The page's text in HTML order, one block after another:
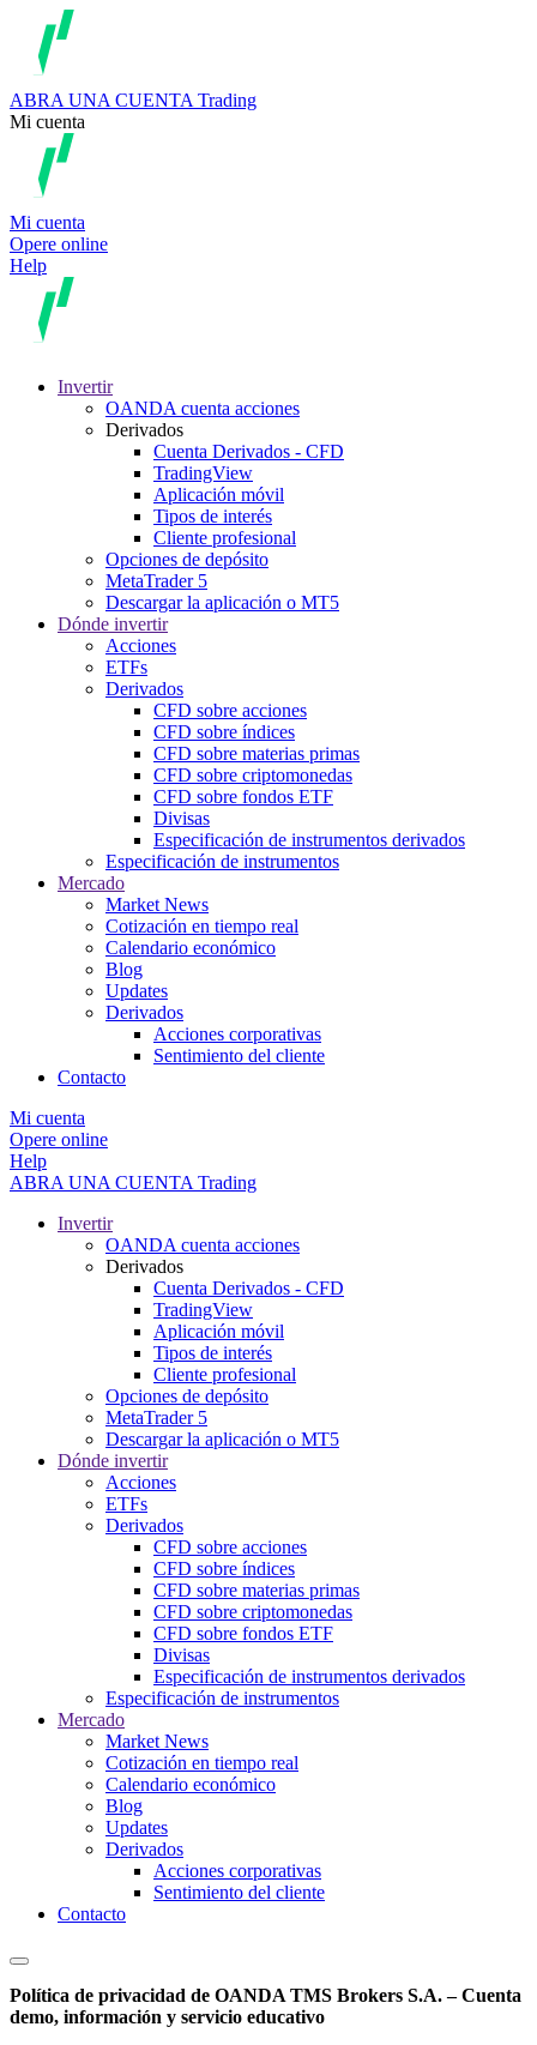
ABRA UNA CUENTA Trading
Mi cuenta
Mi cuenta
Opere online
Help
Invertir
OANDA cuenta acciones
Derivados
Cuenta Derivados - CFD
TradingView
Aplicación móvil
Tipos de interés
Cliente profesional
Opciones de depósito
MetaTrader 5
Descargar la aplicación o MT5
Dónde invertir
Acciones
ETFs
Derivados
CFD sobre acciones
CFD sobre índices
CFD sobre materias primas
CFD sobre criptomonedas
CFD sobre fondos ETF
Divisas
Especificación de instrumentos derivados
Especificación de instrumentos
Mercado
Market News
Cotización en tiempo real
Calendario económico
Blog
Updates
Derivados
Acciones corporativas
Sentimiento del cliente
Contacto
Mi cuenta
Opere online
Help
ABRA UNA CUENTA Trading
Invertir
OANDA cuenta acciones
Derivados
Cuenta Derivados - CFD
TradingView
Aplicación móvil
Tipos de interés
Cliente profesional
Opciones de depósito
MetaTrader 5
Descargar la aplicación o MT5
Dónde invertir
Acciones
ETFs
Derivados
CFD sobre acciones
CFD sobre índices
CFD sobre materias primas
CFD sobre criptomonedas
CFD sobre fondos ETF
Divisas
Especificación de instrumentos derivados
Especificación de instrumentos
Mercado
Market News
Cotización en tiempo real
Calendario económico
Blog
Updates
Derivados
Acciones corporativas
Sentimiento del cliente
Contacto
Política de privacidad de OANDA TMS Brokers S.A. – Cuenta
demo, información y servicio educativo